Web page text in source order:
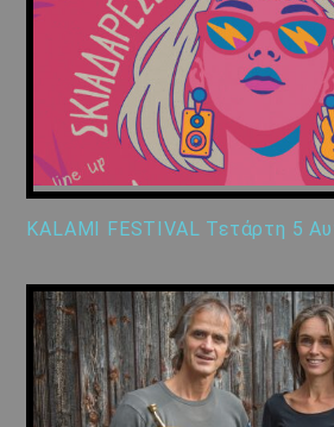
KALAMI FESTIVAL Τετάρτη 5